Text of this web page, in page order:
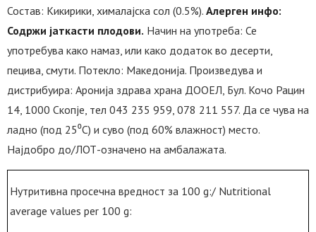
Состав: Кикирики, хималајска сол (0.5%). Алерген инфо:
Содржи јаткасти плодови. Начин на употреба: Се
употребува како намаз, или како додаток во десерти,
пецива, смути. Потекло: Македонија. Произведува и
дистрибуира: Аронија здрава храна ДООЕЛ, Бул. Кочо Рацин
14, 1000 Скопје, тел 043 235 959, 078 211 557. Да се чува на
ладно (под 25⁰C) и суво (под 60% влажност) место.
Најдобро до/ЛОТ-означено на амбалажата.
Нутритивна просечна вредност за 100 g:/ Nutritional
average values per 100 g: